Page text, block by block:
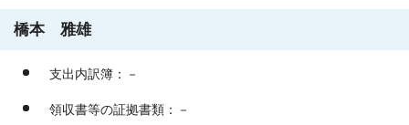
橋本 雅雄
支出内訳簿：－
領収書等の証拠書類：－